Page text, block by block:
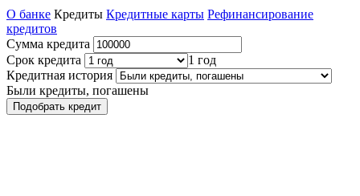
О банке Кредиты Кредитные карты Рефинансирование
кредитов
Сумма кредита
Срок кредита
1 год
Кредитная история
Были кредиты, погашены
Подобрать кредит